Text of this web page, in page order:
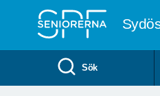
Sök